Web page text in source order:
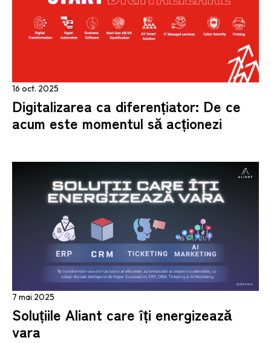
16 oct. 2025
Digitalizarea ca diferențiator: De ce
acum este momentul să acționezi
7 mai 2025
Soluțiile Aliant care îți energizează
vara